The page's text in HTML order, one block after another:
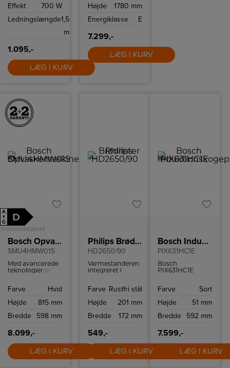
Effekt
700 W
Ledningslængde1,5
m
1.095,-
LÆG I KURV
Højde
1780 mm
Energiklasse
E
7.299,-
LÆG I KURV
A
↑
G
D
Produktdatablad
Bosch Opvaskemaskine
SMU4HMW01S
Med avancerede
teknologier og et
opvaskemaskine
enhver moderne
Farve
Hvid
Højde
815 mm
Bredde
598 mm
8.099,-
LÆG I KURV
Philips Brødrister
HD2650/90
Varmestanderen
integreret i
mulighed for at
og croissanter
Løftefunktionen
mindste stykker
brød nemt kan
fjernes uden
Farve Rustfri stål
Højde
201 mm
Bredde
172 mm
549,-
LÆG I KURV
Bosch Induktionskogeplade
PIX631HC1E
Bosch
PIX631HC1E
funktioner som
PowerBoost og
gør både
og slow cooking i
weekenden
nemmere og
sjovere at lave
Farve
Sort
Højde
51 mm
Bredde
592 mm
7.599,-
LÆG I KURV